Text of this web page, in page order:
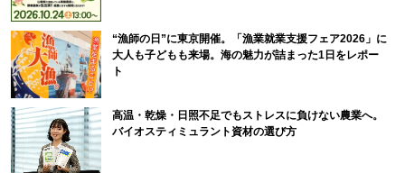
“漁師の日”に東京開催。「漁業就業支援フェア2026」に
大人も子どもも来場。海の魅力が詰まった1日をレポー
ト
高温・乾燥・日照不足でもストレスに負けない農業へ。
バイオスティミュラント資材の選び方